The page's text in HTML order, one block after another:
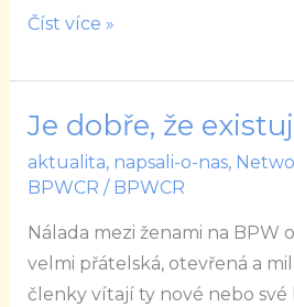
Číst více »
Je dobře, že
aktualita, napsali-o-nas,
BPWCR / BPWCR
Nálada mezi ženami na BPW
velmi přátelská, otevřená a
členky vítají ty nové nebo své
Je
dobře,
že
naděje